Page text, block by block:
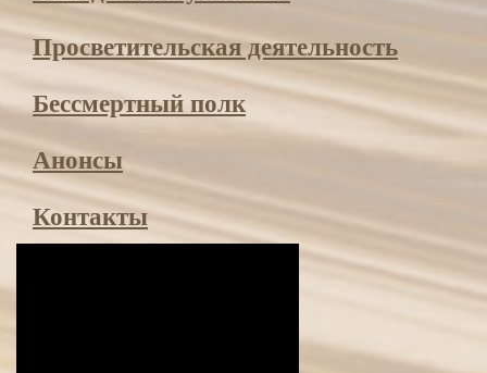
Просвети­тельская деятельность
Бессмертный полк
Анонсы
Контакты